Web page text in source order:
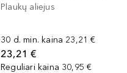
Plaukų aliejus
30 d. min. kaina 23,21 €
23,21 €
Reguliari kaina 30,95 €